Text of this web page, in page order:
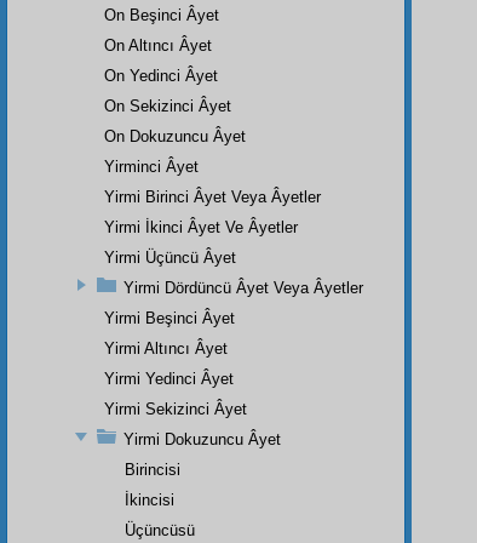
On Beşinci Âyet
On Altıncı Âyet
On Yedinci Âyet
On Sekizinci Âyet
On Dokuzuncu Âyet
Yirminci Âyet
Yirmi Birinci Âyet Veya Âyetler
Yirmi İkinci Âyet Ve Âyetler
Yirmi Üçüncü Âyet
Yirmi Dördüncü Âyet Veya Âyetler
Yirmi Beşinci Âyet
Yirmi Altıncı Âyet
Yirmi Yedinci Âyet
Yirmi Sekizinci Âyet
Yirmi Dokuzuncu Âyet
Birincisi
İkincisi
Üçüncüsü